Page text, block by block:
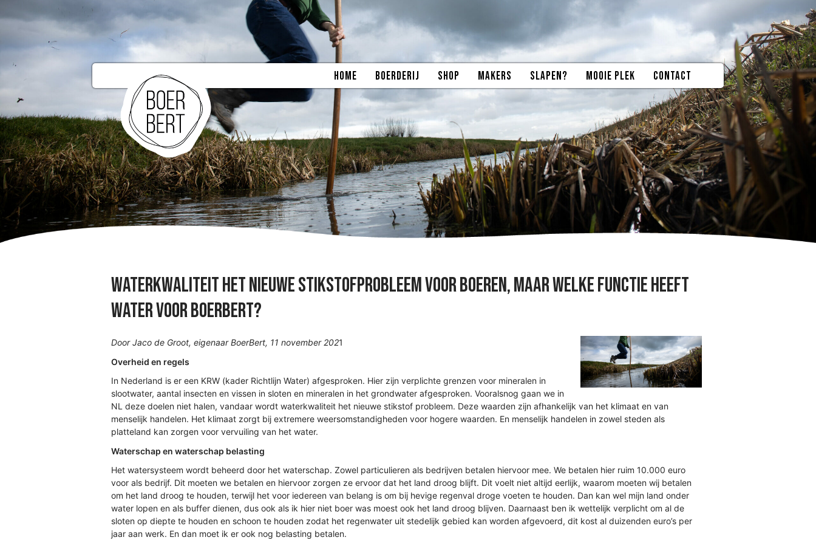
HOME BOERDERIJ SHOP MAKERS SLAPEN? MOOIE PLEK CONTACT
Waterkwaliteit het nieuwe stikstofprobleem voor boeren, Maar welke functie heeft
water voor BoerBert?
Door Jaco de Groot, eigenaar BoerBert, 11 november 2021
Overheid en regels
In Nederland is er een KRW (kader Richtlijn Water) afgesproken. Hier zijn verplichte grenzen voor mineralen in
slootwater, aantal insecten en vissen in sloten en mineralen in het grondwater afgesproken. Vooralsnog gaan we in
NL deze doelen niet halen, vandaar wordt waterkwaliteit het nieuwe stikstof probleem. Deze waarden zijn afhankelijk van het klimaat en van
menselijk handelen. Het klimaat zorgt bij extremere weersomstandigheden voor hogere waarden. En menselijk handelen in zowel steden als
platteland kan zorgen voor vervuiling van het water.
Waterschap en waterschap belasting
Het watersysteem wordt beheerd door het waterschap. Zowel particulieren als bedrijven betalen hiervoor mee. We betalen hier ruim 10.000 euro
voor als bedrijf. Dit moeten we betalen en hiervoor zorgen ze ervoor dat het land droog blijft. Dit voelt niet altijd eerlijk, waarom moeten wij betalen
om het land droog te houden, terwijl het voor iedereen van belang is om bij hevige regenval droge voeten te houden. Dan kan wel mijn land onder
water lopen en als buffer dienen, dus ook als ik hier niet boer was moest ook het land droog blijven. Daarnaast ben ik wettelijk verplicht om al de
sloten op diepte te houden en schoon te houden zodat het regenwater uit stedelijk gebied kan worden afgevoerd, dit kost al duizenden euro’s per
jaar aan werk. En dan moet ik er ook nog belasting betalen.